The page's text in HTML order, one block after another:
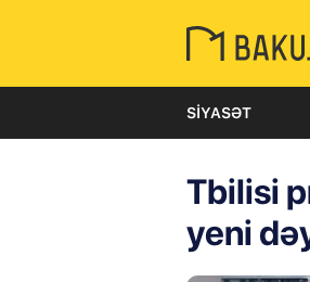
SIYASƏT
Tbilisi
yeni